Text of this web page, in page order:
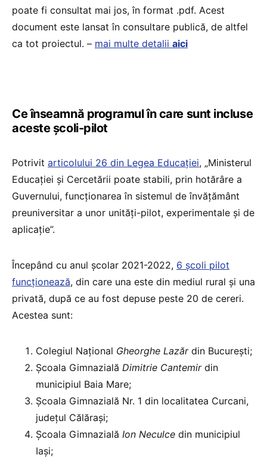
poate fi consultat mai jos, în format .pdf. Acest
document este lansat în consultare publică, de altfel
ca tot proiectul. – mai multe detalii aici
Ce înseamnă programul în care sunt incluse
aceste școli-pilot
Potrivit articolului 26 din Legea Educației, „Ministerul
Educației și Cercetării poate stabili, prin hotărâre a
Guvernului, funcționarea în sistemul de învățământ
preuniversitar a unor unități-pilot, experimentale și de
aplicație”.
Începând cu anul școlar 2021-2022, 6 școli pilot
funcționează, din care una este din mediul rural și una
privată, după ce au fost depuse peste 20 de cereri.
Acestea sunt:
Colegiul Național Gheorghe Lazărdin București;
Școala Gimnazială Dimitrie Cantemirdin
municipiul Baia Mare;
Școala Gimnazială Nr. 1 din localitatea Curcani,
județul Călărași;
Școala Gimnazială Ion Neculce din municipiul
Iași;